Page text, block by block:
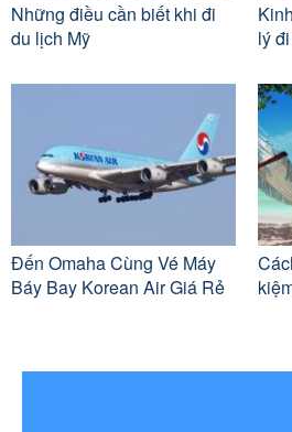
Những điều cần biết khi đi
du lịch Mỹ
lý
Đến Omaha Cùng Vé Máy
Báy Bay Korean Air Giá Rẻ